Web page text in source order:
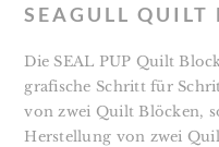
SEAGULL QUILT
Die SEAL PUP Quilt
grafische Schritt für
von zwei Quilt Blöcken,
Herstellung von zwei